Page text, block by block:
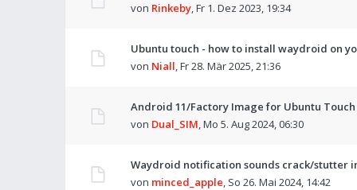
von Rinkeby,Fr 1. Dez 2023, 19:34
Ubuntu touch - how to install waydroid on
von Niall,Fr 28. Mär 2025, 21:36
Android 11/Factory Image for Ubuntu
von Dual_SIM,Mo 5. Aug 2024, 06:30
Waydroid notification sounds crack/stutter
von minced_apple, So 26. Mai 2024, 14:42